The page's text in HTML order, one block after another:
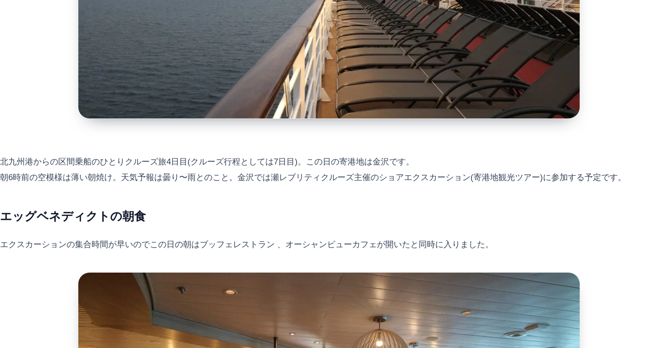
北九州港からの区間乗船のひとりクルーズ旅4日目(クルーズ行程としては7日目)。この日の寄港地は金沢です。
朝6時前の空模様は薄い朝焼け。天気予報は曇り〜雨とのこと。金沢では瀬レブリティクルーズ主催のショアエクスカーション(寄港地観光ツアー)に参加する予定です。
エッグベネディクトの朝食
エクスカーションの集合時間が早いのでこの日の朝はブッフェレストラン 、オーシャンビューカフェが開いたと同時に入りました。